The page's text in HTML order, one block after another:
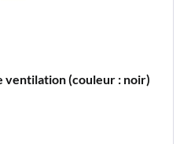
ventilation (couleur : noir)